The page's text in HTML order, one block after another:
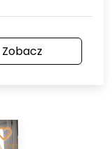
Zobacz